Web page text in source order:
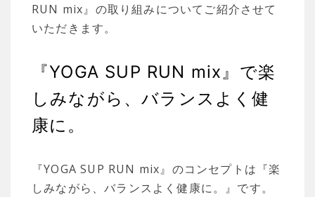
RUN mix』の取り組みについてご紹介させて
いただきます。
『YOGA SUP RUN mix』で楽
しみながら、バランスよく健
康に。
『YOGA SUP RUN mix』のコンセプトは『楽
しみながら、バランスよく健康に。』です。